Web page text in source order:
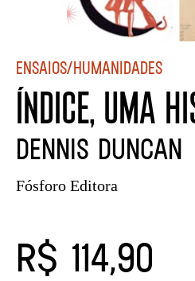
Ensaios/Humanidades
ÍNDICE, UMA
Dennis Duncan
Fósforo Editora
R$ 114,90